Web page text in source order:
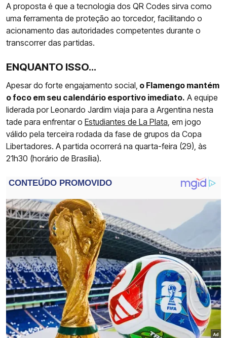
A proposta é que a tecnologia dos QR Codes sirva como
uma ferramenta de proteção ao torcedor, facilitando o
acionamento das autoridades competentes durante o
transcorrer das partidas.
ENQUANTO ISSO...
Apesar do forte engajamento social, o Flamengo mantém
o foco em seu calendário esportivo imediato. A equipe
liderada por Leonardo Jardim viaja para a Argentina nesta
tade para enfrentar o Estudiantes de La Plata , em jogo
válido pela terceira rodada da fase de grupos da Copa
Libertadores. A partida ocorrerá na quarta-feira (29), às
21h30 (horário de Brasília).